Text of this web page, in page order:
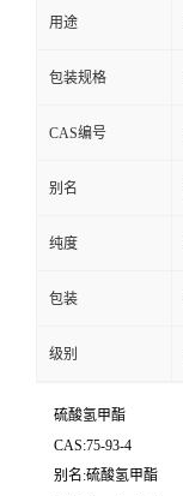
用途
包装规格
CAS编号
别名
纯度
包装
级别
硫酸氢甲酯
CAS:75-93-4
别名:硫酸氢甲酯